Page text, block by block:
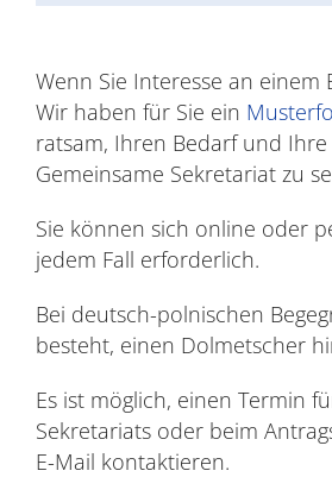
Wenn Sie Interesse an
Wir haben für Sie ein
ratsam, Ihren Bedarf und
Gemeinsame Sekretariat zu
Sie können sich online oder
jedem Fall erforderlich.
Bei deutsch-polnischen
besteht, einen Dolmetscher
Es ist möglich, einen Termin
Sekretariats oder beim
E-Mail kontaktieren.